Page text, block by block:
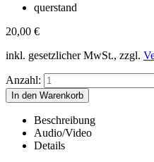
querstand
20,00 €
inkl. gesetzlicher MwSt., zzgl.
Anzahl:
Beschreibung
Audio/Video
Details